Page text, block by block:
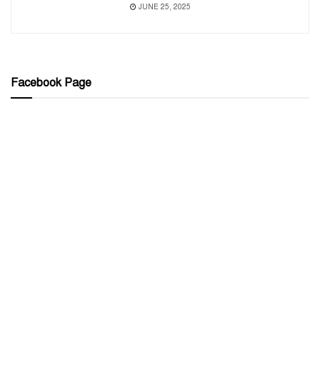
JUNE 25, 2025
Facebook Page